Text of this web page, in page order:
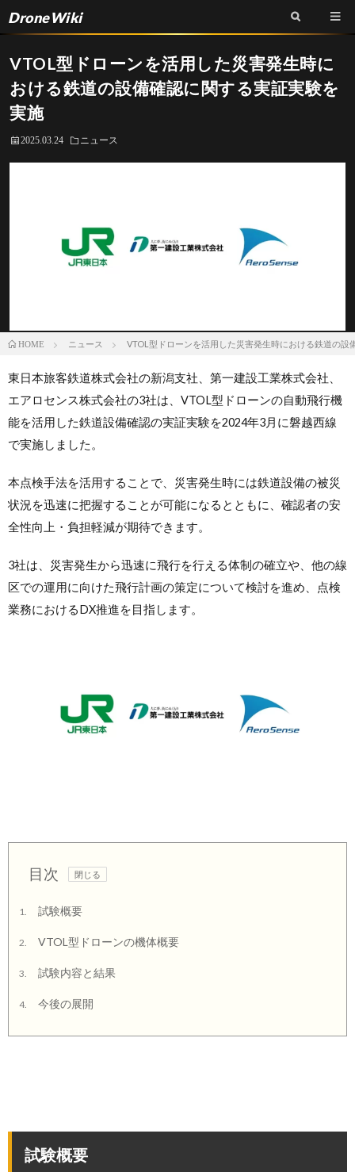
DroneWiki
VTOL型ドローンを活用した災害発生時に
おける鉄道の設備確認に関する実証実験を
実施
2025.03.24 ニュース
HOME ニュース VTOL型ドローンを活用した災害発生時における鉄道の設
東日本旅客鉄道株式会社の新潟支社、第一建設工業株式会社、
エアロセンス株式会社の3社は、VTOL型ドローンの自動飛行機
能を活用した鉄道設備確認の実証実験を2024年3月に磐越西線
で実施しました。
本点検手法を活用することで、災害発生時には鉄道設備の被災
状況を迅速に把握することが可能になるとともに、確認者の安
全性向上・負担軽減が期待できます。
3社は、災害発生から迅速に飛行を行える体制の確立や、他の線
区での運用に向けた飛行計画の策定について検討を進め、点検
業務におけるDX推進を目指します。
目次
1. 試験概要
2. VTOL型ドローンの機体概要
3. 試験内容と結果
4. 今後の展開
試験概要